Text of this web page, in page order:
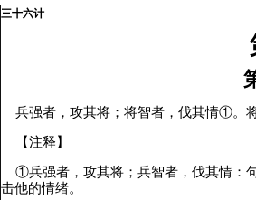
三十六计
兵强者，攻其将；将智者，伐其情①。
【注释】
①兵强者，攻其将；兵智者，伐其情：
击他的情绪。